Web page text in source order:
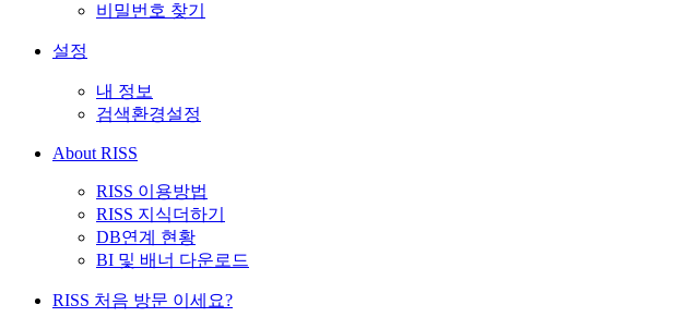
비밀번호 찾기
설정
내 정보
검색환경설정
About RISS
RISS 이용방법
RISS 지식더하기
DB연계 현황
BI 및 배너 다운로드
RISS 처음 방문 이세요?